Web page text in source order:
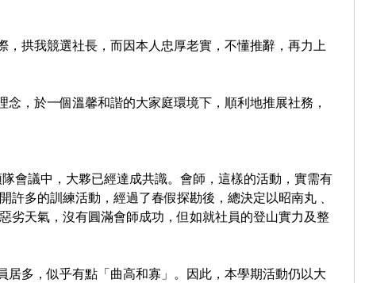
拱我競選社長，而因本人忠厚老實，不懂推辭，再力上
念，於一個溫馨和諧的大家庭環境下，順利地推展社務，
會議中，大夥已經達成共識。會師，這樣的活動，實需有
許多的訓練活動，經過了春假探勘後，總決定以昭南丸﹑
劣天氣，沒有圓滿會師成功，但如就社員的登山實力及整
居多，似乎有點「曲高和寡」。因此，本學期活動仍以大